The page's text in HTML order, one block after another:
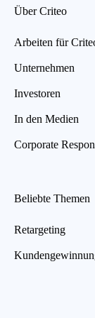
Über Criteo
Arbeiten für
Unternehmen
Investoren
In den Medien
Corporate
Beliebte Themen
Retargeting